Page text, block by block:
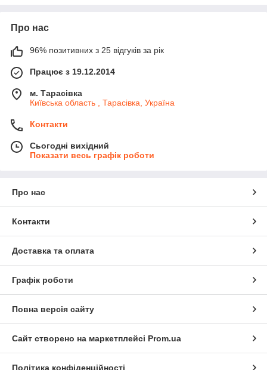
Про нас
96% позитивних з 25 відгуків за рік
Працює з 19.12.2014
м. Тарасівка
Київська область , Тарасівка, Україна
Контакти
Сьогодні вихідний
Показати весь графік роботи
Про нас
Контакти
Доставка та оплата
Графік роботи
Повна версія сайту
Сайт створено на маркетплейсі Prom.ua
Політика конфіденційності